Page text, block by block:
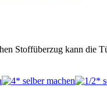
Stoffüberzug kann die